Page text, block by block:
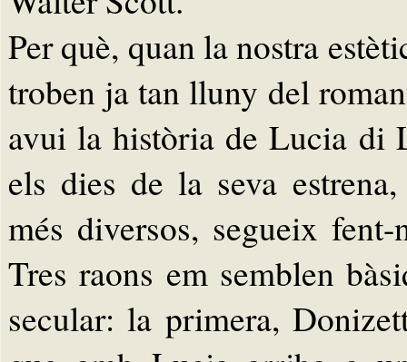
Per què, quan la nostra
troben ja tan lluny del
avui la història de Lucia di
els dies de la seva
més diversos, segueix
Tres raons em semblen
secular: la primera,